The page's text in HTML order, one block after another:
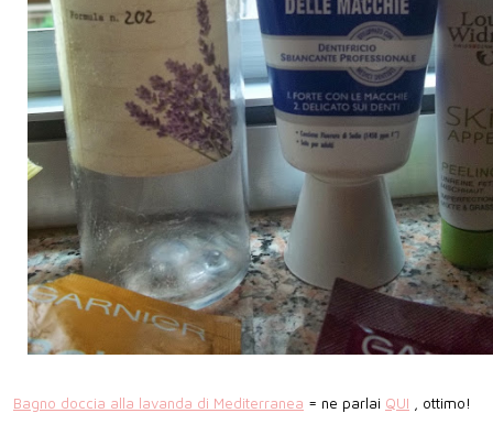
Bagno doccia alla lavanda di Mediterranea = ne parlai QUI , ottimo!